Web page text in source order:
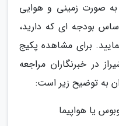
صورت زمینی و هوایی
بودجه ای که دارید،
برای مشاهده پکیج
در خبرنگاران مراجعه
به توضیح زیر است:
یا هواپیما